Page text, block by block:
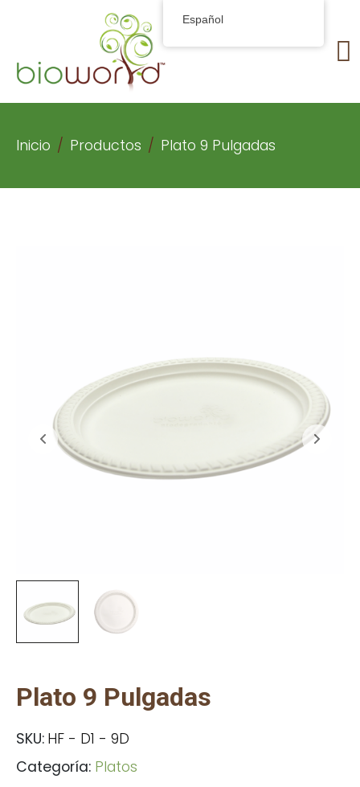
Inicio Productos Plato 9 Pulgadas
Plato 9 Pulgadas
SKU: HF - D1 - 9D
Categoría: Platos
Español